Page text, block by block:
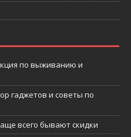
по выживанию и
гаджетов и советы по
всего бывают скидки